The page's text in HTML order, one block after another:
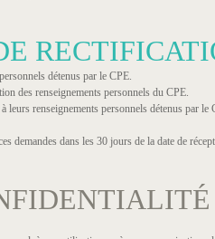
détenus par le CPE.
des renseignements personnels du CPE.
leurs renseignements personnels détenus par
demandes dans les 30 jours de la date de